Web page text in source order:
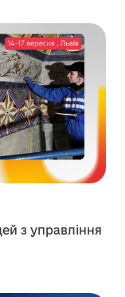
з управління